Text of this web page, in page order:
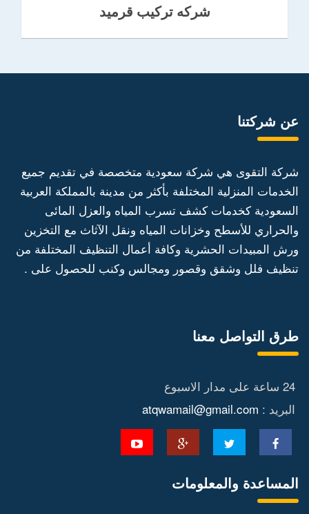
شركه تركيب قرميد
عن شركتنا
شركة التقوى هي شركة سعودية متخصصة في تقديم جميع
الخدمات المنزلية المختلفة بأكثر من مدينة بالمملكة العربية
السعودية كخدمات كشف تسرب المياه والعزل المائى
والحراري للأسطح وخزانات المياه ونقل الآثاث مع التخزين
ورش المبيدات الحشرية وكافة أعمال التنظيف المختلفة من
تنظيف فلل وشقق وقصور ومجالس وكنب للحصول على .
طرق التواصل معنا
24 ساعة على مدار الاسبوع
البريد : atqwamail@gmail.com
المساعدة والمعلومات